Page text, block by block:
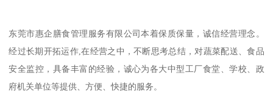
东莞市惠企膳食管理服务有限公司本着保质保量，诚信经营理念。
经过长期开拓运作,在经营之中，不断思考总结，对蔬菜配送、食品
安全监控，具备丰富的经验，诚心为各大中型工厂食堂、学校、政
府机关单位等提供、方便、快捷的服务。